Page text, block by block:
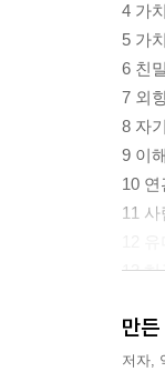
4 가
5 가
6 친
7 외
8 자
9 이
10
11 사
13 허
15 긍
16 폭
만
저자,